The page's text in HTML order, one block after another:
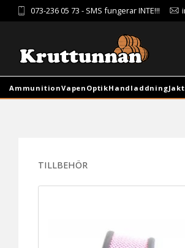
073-236 05 73 - SMS fungerar INTE!!!
AmmunitionVapen OptikHandladdning
TILLBEHÖR